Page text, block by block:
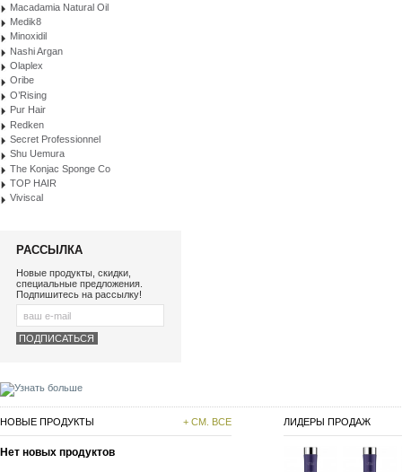
Macadamia Natural Oil
Medik8
Minoxidil
Nashi Argan
Olaplex
Oribe
O’Rising
Pur Hair
Redken
Secret Professionnel
Shu Uemura
The Konjac Sponge Co
TOP HAIR
Viviscal
РАССЫЛКА
Новые продукты, скидки,
специальные предложения.
Подпишитесь на рассылку!
НОВЫЕ ПРОДУКТЫ + СМ. ВСЕ
Нет новых продуктов
ЛИДЕРЫ ПРОДАЖ